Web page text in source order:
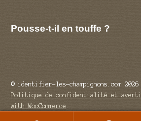
Pousse-t-il en touffe ?
© identifier-les-champignons.com 2026
Politique de confidentialité et
with WooCommerce